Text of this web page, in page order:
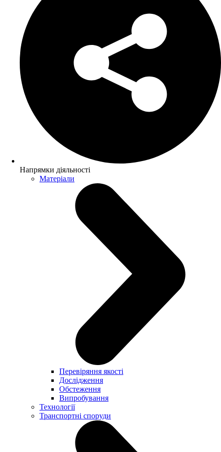
Напрямки діяльності
Матеріали
Перевіряння якості
Дослідження
Обстеження
Випробування
Технології
Транспортні споруди